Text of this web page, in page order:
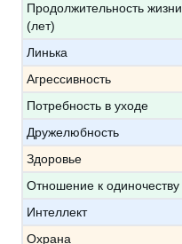
Продолжительность жизни
(лет)
Линька
Агрессивность
Потребность в уходе
Дружелюбность
Здоровье
Отношение к одиночеству
Интеллект
Охрана